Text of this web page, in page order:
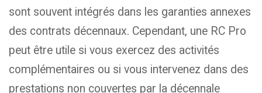
sont souvent intégrés dans les garanties annexes
des contrats décennaux. Cependant, une RC Pro
peut être utile si vous exercez des activités
complémentaires ou si vous intervenez dans des
prestations non couvertes par la décennale